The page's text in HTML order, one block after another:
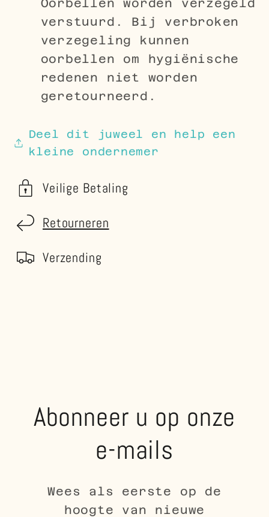
Oorbellen worden verzegeld
verstuurd. Bij verbroken
verzegeling kunnen
oorbellen om hygiënische
redenen niet worden
geretourneerd.
Deel dit juweel en help een
kleine ondernemer
Veilige Betaling
Retourneren
Verzending
Abonneer u op onze
e-mails
Wees als eerste op de
hoogte van nieuwe